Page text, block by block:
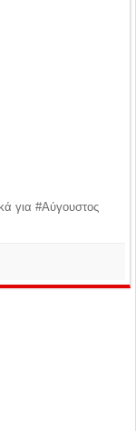
για #Αύγουστος